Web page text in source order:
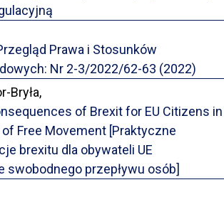
Prawa i Stosunków
Nr 2-3/2022/62-63 (2022)
Bryła,
of Brexit for EU Citizens in
Free Movement [Praktyczne
brexitu dla obywateli UE
swobodnego przepływu osób]